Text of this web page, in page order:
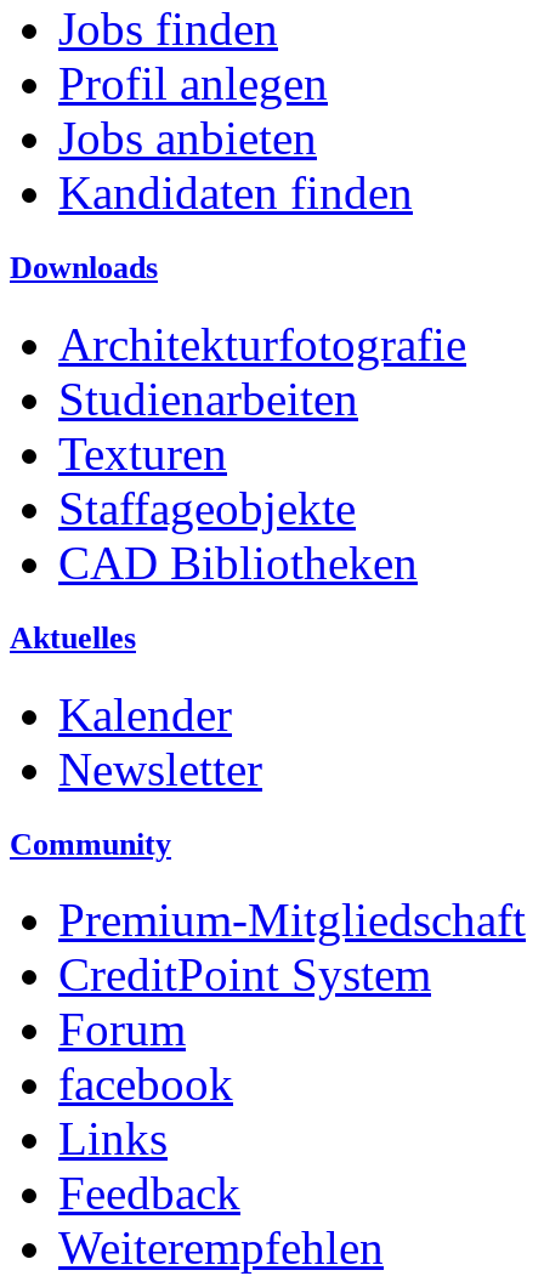
Jobs finden
Profil anlegen
Jobs anbieten
Kandidaten finden
Downloads
Architekturfotografie
Studienarbeiten
Texturen
Staffageobjekte
CAD Bibliotheken
Aktuelles
Kalender
Newsletter
Community
Premium-Mitgliedschaft
CreditPoint System
Forum
facebook
Links
Feedback
Weiterempfehlen